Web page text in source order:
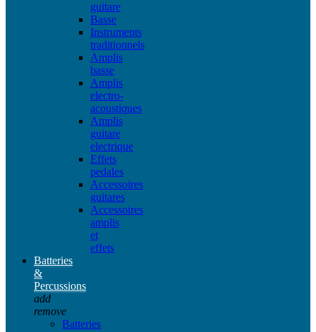
guitare
Basse
Instruments
traditionnels
Amplis
basse
Amplis
electro-
acoustiques
Amplis
guitare
electrique
Effets
pedales
Accessoires
guitares
Accessoires
amplis
et
effets
Batteries
&
Percussions
add
remove
Batteries